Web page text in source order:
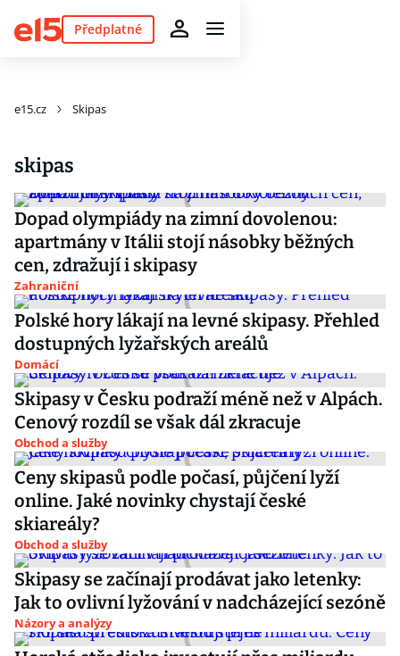
Předplatné
e15.cz Skipas
skipas
Dopad olympiády na zimní dovolenou:
apartmány v Itálii stojí násobky běžných
cen, zdražují i skipasy
Zahraniční
Polské hory lákají na levné skipasy. Přehled
dostupných lyžařských areálů
Domácí
Skipasy v Česku podraží méně než v Alpách.
Cenový rozdíl se však dál zkracuje
Obchod a služby
Ceny skipasů podle počasí, půjčení lyží
online. Jaké novinky chystají české
skiareály?
Obchod a služby
Skipasy se začínají prodávat jako letenky:
Jak to ovlivní lyžování v nadcházející sezóně
Názory a analýzy